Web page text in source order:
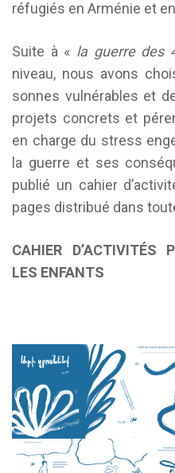
réfugiés en Arménie et
Suite à « la guerre des
niveau, nous avons
sonnes vulnérables et
projets concrets et
en charge du stress
la guerre et ses
publié un cahier
pages distribué dans
CAHIER D’ACTIVITÉS
LES ENFANTS